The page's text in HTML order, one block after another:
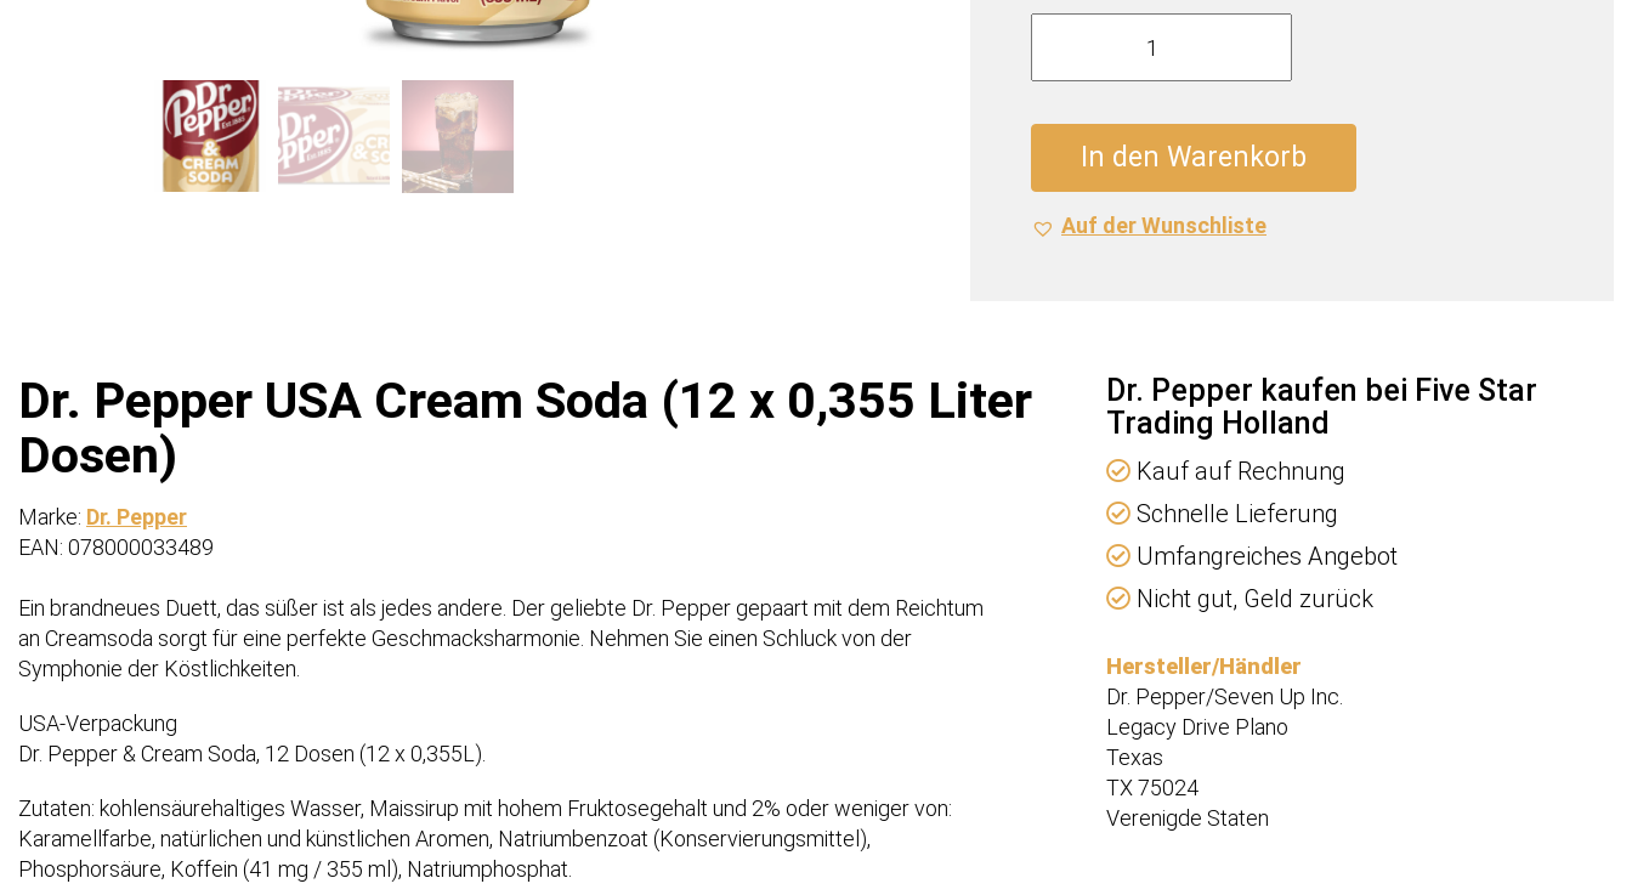
Dr.
USA
x
0,355
In den Warenkorb
Auf der Wunschliste
Dr. Pepper USA Cream Soda (12 x 0,355 Liter
Dosen)
Marke: Dr. Pepper
EAN: 078000033489
Ein brandneues Duett, das süßer ist als jedes andere. Der geliebte Dr. Pepper gepaart mit dem Reichtum
an Creamsoda sorgt für eine perfekte Geschmacksharmonie. Nehmen Sie einen Schluck von der
Symphonie der Köstlichkeiten.
USA-Verpackung
Dr. Pepper & Cream Soda, 12 Dosen (12 x 0,355L).
Zutaten: kohlensäurehaltiges Wasser, Maissirup mit hohem Fruktosegehalt und 2% oder weniger von:
Karamellfarbe, natürlichen und künstlichen Aromen, Natriumbenzoat (Konservierungsmittel),
Phosphorsäure, Koffein (41 mg / 355 ml), Natriumphosphat.
Dr. Pepper kaufen bei Five Star
Trading Holland
Kauf auf Rechnung
Schnelle Lieferung
Umfangreiches Angebot
Nicht gut, Geld zurück
Hersteller/Händler
Dr. Pepper/Seven Up Inc.
Legacy Drive Plano
Texas
TX 75024
Verenigde Staten